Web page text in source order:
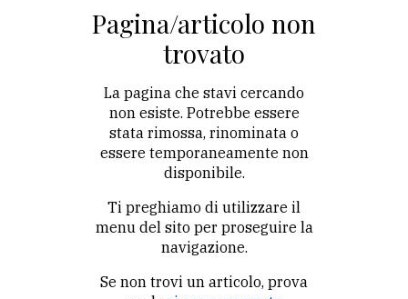
Pagina/articolo non
trovato
La pagina che stavi cercando
non esiste. Potrebbe essere
stata rimossa, rinominata o
essere temporaneamente non
disponibile.
Ti preghiamo di utilizzare il
menu del sito per proseguire la
navigazione.
Se non trovi un articolo, prova